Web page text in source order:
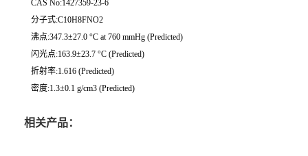
CAS No:1427359-23-6
分子式:C10H8FNO2
沸点:347.3±27.0 °C at 760 mmHg (Predicted)
闪光点:163.9±23.7 °C (Predicted)
折射率:1.616 (Predicted)
密度:1.3±0.1 g/cm3 (Predicted)
相关产品：